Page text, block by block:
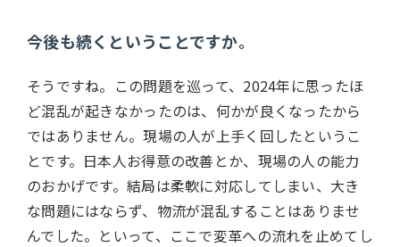
今後も続くということですか。
そうですね。この問題を巡って、2024年に思ったほ
ど混乱が起きなかったのは、何かが良くなったから
ではありません。現場の人が上手く回したというこ
とです。日本人お得意の改善とか、現場の人の能力
のおかげです。結局は柔軟に対応してしまい、大き
な問題にはならず、物流が混乱することはありませ
んでした。といって、ここで変革への流れを止めてし